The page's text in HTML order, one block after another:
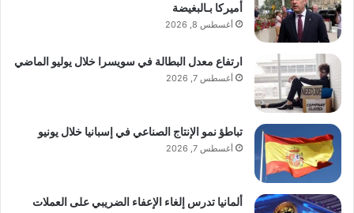
أميركا بـالبغيضة
أغسطس 8, 2026
ارتفاع معدل البطالة في سويسرا خلال يوليو الماضي
أغسطس 7, 2026
تباطؤ نمو الإنتاج الصناعي في إسبانيا خلال يونيو
أغسطس 7, 2026
ألمانيا تدرس إلغاء الإعفاء الضريبي على العملات